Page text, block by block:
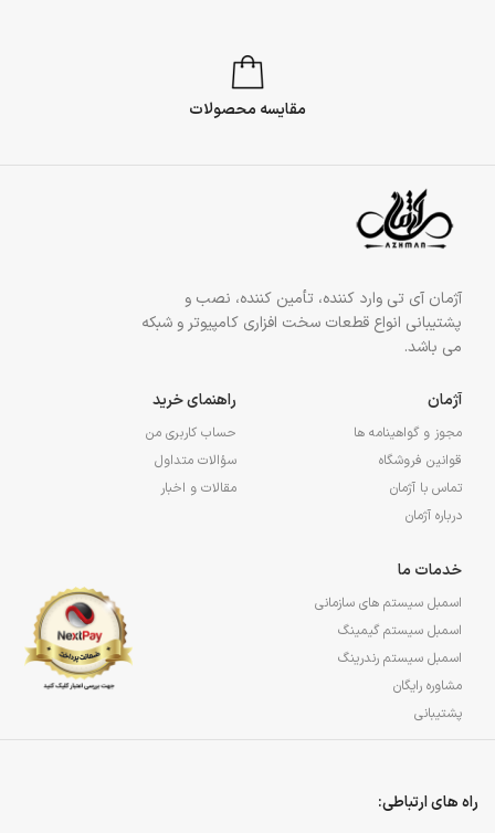
مقایسه محصولات
آژمان آی تی وارد کننده، تأمین کننده، نصب و
پشتیبانی انواع قطعات سخت افزاری کامپیوتر و شبکه
می باشد.
آژمان
مجوز و گواهینامه ها
قوانین فروشگاه
تماس با آژمان
درباره آژمان
راهنمای خرید
حساب کاربری من
سؤالات متداول
مقالات و اخبار
خدمات ما
اسمبل سیستم های سازمانی
اسمبل سیستم گیمینگ
اسمبل سیستم رندرینگ
مشاوره رایگان
پشتیبانی
راه های ارتباطی: